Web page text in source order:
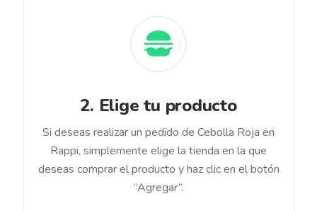
2. Elige tu producto
Si deseas realizar un pedido de Cebolla Roja en
Rappi, simplemente elige la tienda en la que
deseas comprar el producto y haz clic en el botón
“Agregar”.